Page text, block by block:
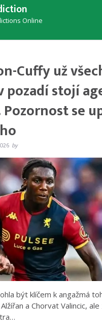
Online
Cuffy už
pozadí stojí
se
by
být klíčem k angažmá
a Chorvat Valincic,